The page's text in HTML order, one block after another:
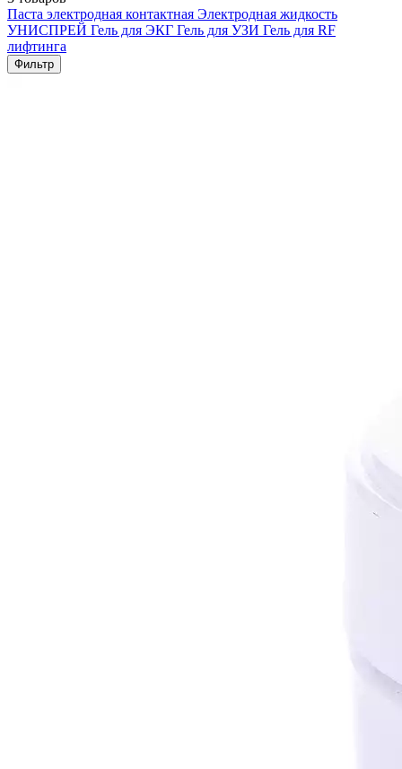
Паста электродная контактная Электродная жидкость
УНИСПРЕЙ Гель для ЭКГ Гель для УЗИ Гель для RF
лифтинга
Фильтр